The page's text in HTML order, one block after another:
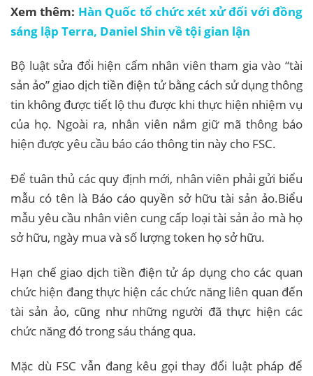
Xem thêm: Hàn Quốc tổ chức xét xử đối với đồng
sáng lập Terra, Daniel Shin về tội gian lận
Bộ luật sửa đổi hiện cấm nhân viên tham gia vào “tài
sản ảo” giao dịch tiền điện tử bằng cách sử dụng thông
tin không được tiết lộ thu được khi thực hiện nhiệm vụ
của họ. Ngoài ra, nhân viên nắm giữ mã thông báo
hiện được yêu cầu báo cáo thông tin này cho FSC.
Để tuân thủ các quy định mới, nhân viên phải gửi biểu
mẫu có tên là Báo cáo quyền sở hữu tài sản ảo.Biểu
mẫu yêu cầu nhân viên cung cấp loại tài sản ảo mà họ
sở hữu, ngày mua và số lượng token họ sở hữu.
Hạn chế giao dịch tiền điện tử áp dụng cho các quan
chức hiện đang thực hiện các chức năng liên quan đến
tài sản ảo, cũng như những người đã thực hiện các
chức năng đó trong sáu tháng qua.
Mặc dù FSC vẫn đang kêu gọi thay đổi luật pháp để